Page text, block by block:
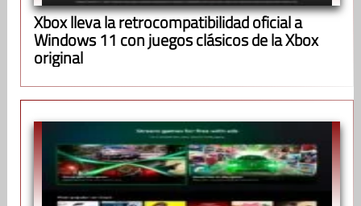
Xbox lleva la retrocompatibilidad oficial a
Windows 11 con juegos clásicos de la Xbox
original